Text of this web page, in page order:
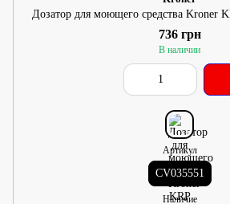
Дозатор для моющего средства Kroner
736 грн
В наличии
Артикул
CV035551
Наличие